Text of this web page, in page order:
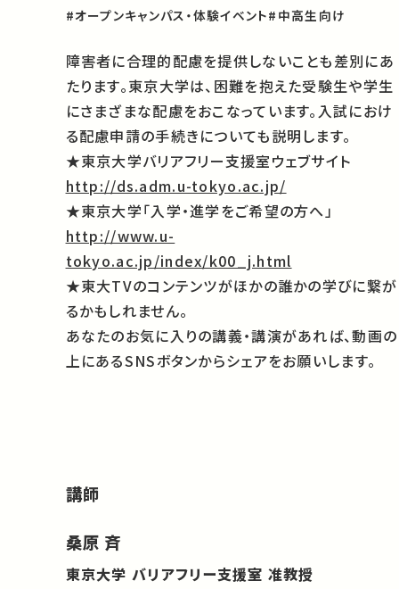
#オープンキャンパス・体験イベント#中高生向け
障害者に合理的配慮を提供しないことも差別にあ
たります。東京大学は、困難を抱えた受験生や学生
にさまざまな配慮をおこなっています。入試におけ
る配慮申請の手続きについても説明します。
★東京大学バリアフリー支援室ウェブサイト
http://ds.adm.u-tokyo.ac.jp/
★東京大学「入学・進学をご希望の方へ」
http://www.u-
tokyo.ac.jp/index/k00_j.html
★東大TVのコンテンツがほかの誰かの学びに繋が
るかもしれません。
あなたのお気に入りの講義・講演があれば、動画の
上にあるSNSボタンからシェアをお願いします。
講師
桑原 斉
東京大学 バリアフリー支援室 准教授